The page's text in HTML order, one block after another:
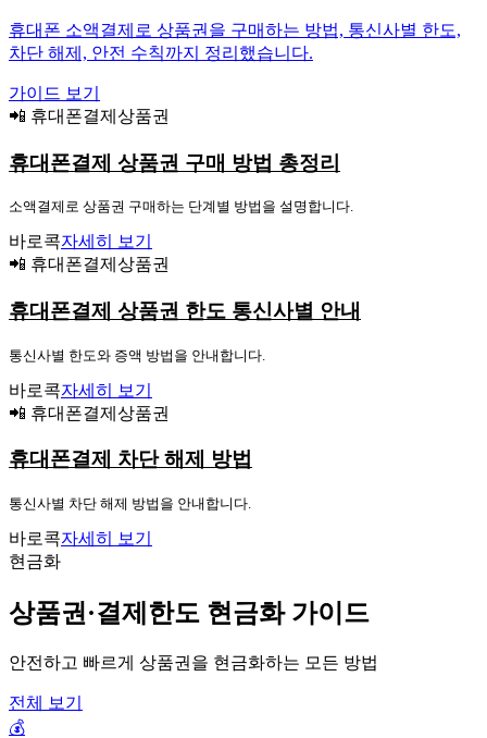
휴대폰 소액결제로 상품권을 구매하는 방법, 통신사별 한도,
차단 해제, 안전 수칙까지 정리했습니다.
가이드 보기
📲 휴대폰결제상품권
휴대폰결제 상품권 구매 방법 총정리
소액결제로 상품권 구매하는 단계별 방법을 설명합니다.
바로콕자세히 보기
📲 휴대폰결제상품권
휴대폰결제 상품권 한도 통신사별 안내
통신사별 한도와 증액 방법을 안내합니다.
바로콕자세히 보기
📲 휴대폰결제상품권
휴대폰결제 차단 해제 방법
통신사별 차단 해제 방법을 안내합니다.
바로콕자세히 보기
현금화
상품권·결제한도 현금화 가이드
안전하고 빠르게 상품권을 현금화하는 모든 방법
전체 보기
💰